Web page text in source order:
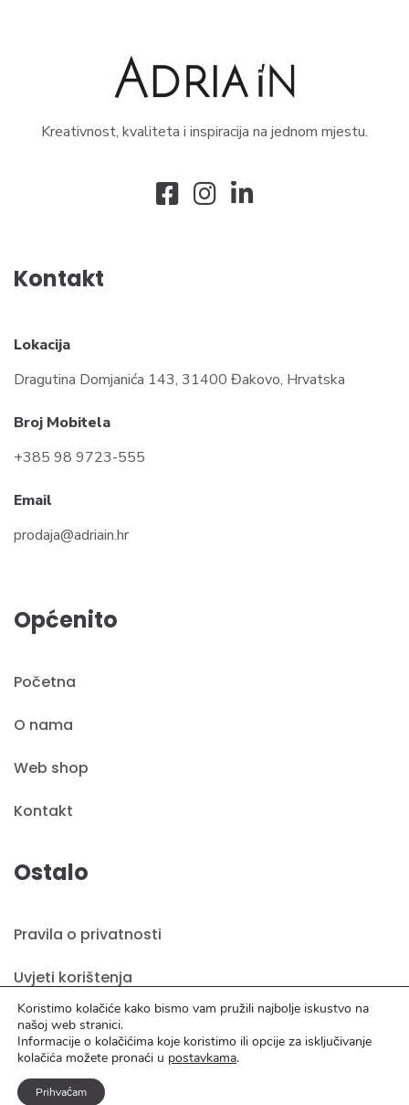
Kreativnost, kvaliteta i inspiracija na jednom mjestu.
Kontakt
Lokacija
Dragutina Domjanića 143, 31400 Đakovo, Hrvatska
Broj Mobitela
+385 98 9723-555
Email
prodaja@adriain.hr
Općenito
Početna
O nama
Web shop
Kontakt
Ostalo
Pravila o privatnosti
Uvjeti korištenja
© 2026 ADRIA IN | Sva prava pridržava
Koristimo kolačiće kako bismo vam pružili najbolje iskustvo na
našoj web stranici.
Informacije o kolačićima koje koristimo ili opcije za isključivanje
kolačića možete pronaći u postavkama.
Prihvaćam